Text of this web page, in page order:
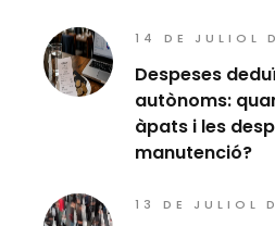
14 DE JULIOL
Despeses
autònoms:
àpats i les
manutenció?
13 DE JULIOL